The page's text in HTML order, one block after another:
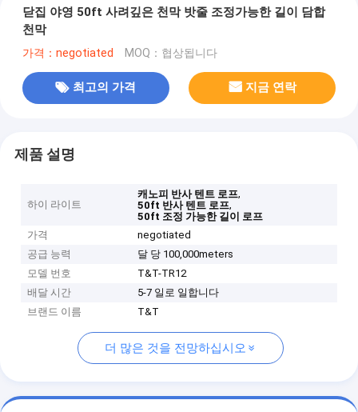
닫집 야영 50ft 사려깊은 천막 밧줄 조정가능한 길이 담합
천막
가격：negotiated MOQ：협상됩니다
최고의 가격 지금 연락
제품 설명
하이 라이트
캐노피 반사 텐트 로프,
50ft 반사 텐트 로프,
50ft 조정 가능한 길이 로프
가격
negotiated
공급 능력
달 당 100,000meters
모델 번호
T&T-TR12
배달 시간
5-7 일로 일합니다
브랜드 이름
T&T
더 많은 것을 전망하십시오